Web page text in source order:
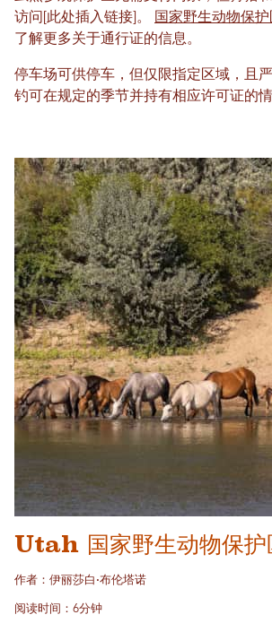
访问[此处插入链接]。
国家野生动物保
了解更多关于通行证的信息。
停车场可供停车，但仅限指定区域，且
钓可在规定的季节并持有相应许可证的情
Utah 国家野生动物保护
作者：伊丽莎白·布伦塔诺
阅读时间：6分钟